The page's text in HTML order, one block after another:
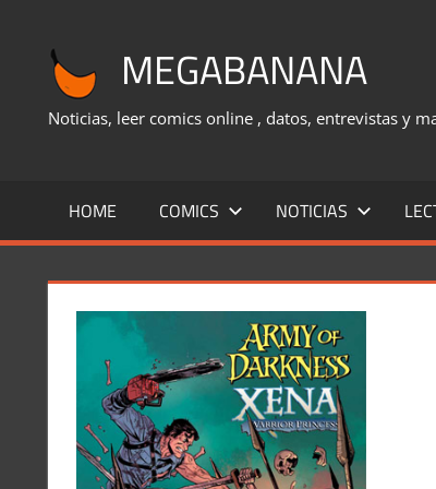
contenido
MEGABANANA
Noticias, leer comics online , datos, entrevistas y
HOME COMICS NOTICIAS